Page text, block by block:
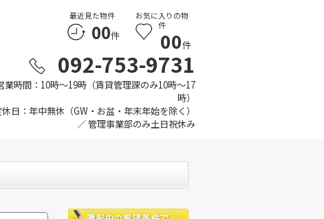
最近見た物件
00件
お気に入りの物
件
00件
092-753-9731
業時間：10時～19時（賃貸管理課のみ10時～17
時）
休日：年中無休（GW・お盆・年末年始を除く）
／ 管理事業部のみ土日祝休み